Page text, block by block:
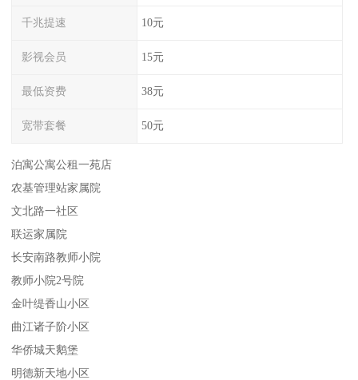
千兆提速 10元
影视会员 15元
最低资费 38元
宽带套餐 50元
泊寓公寓公租一苑店
农基管理站家属院
文北路一社区
联运家属院
长安南路教师小院
教师小院2号院
金叶缇香山小区
曲江诸子阶小区
华侨城天鹅堡
明德新天地小区